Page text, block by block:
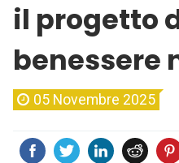
il progetto
benessere
05 Novembre 2025